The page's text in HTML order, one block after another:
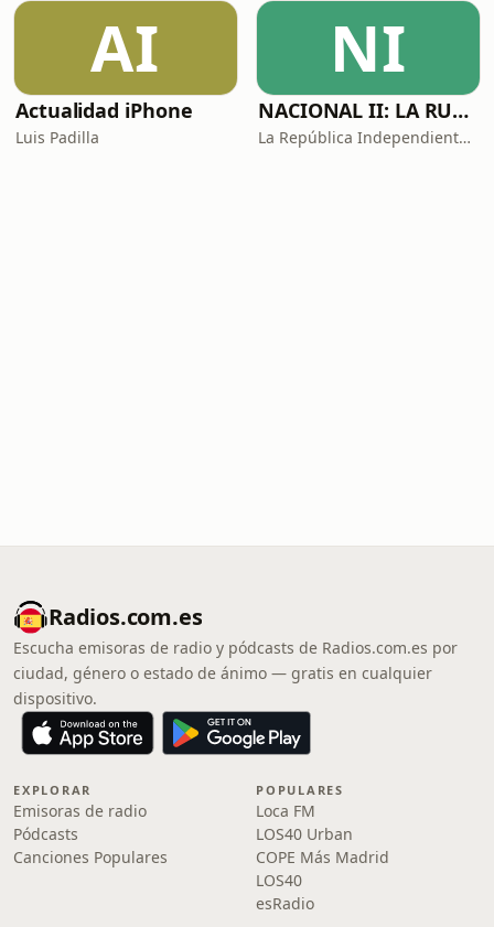
AI
Actualidad iPhone
Luis Padilla
NI
NACIONAL II: LA RUTA DEL EXILIO
La República Independiente de la Radio
Radios.com.es
Escucha emisoras de radio y pódcasts de Radios.com.es por
ciudad, género o estado de ánimo — gratis en cualquier
dispositivo.
EXPLORAR
Emisoras de radio
Pódcasts
Canciones Populares
POPULARES
Loca FM
LOS40 Urban
COPE Más Madrid
LOS40
esRadio